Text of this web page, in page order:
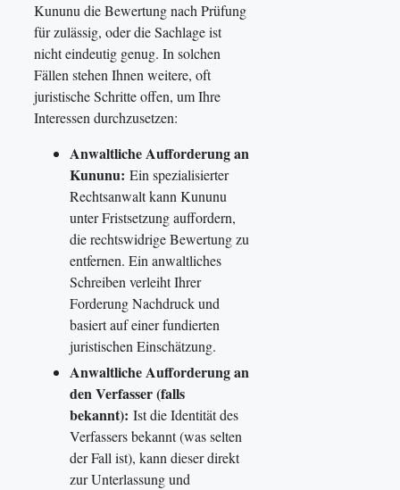
Kununu die Bewertung nach Prüfung
für zulässig, oder die Sachlage ist
nicht eindeutig genug. In solchen
Fällen stehen Ihnen weitere, oft
juristische Schritte offen, um Ihre
Interessen durchzusetzen:
Anwaltliche Aufforderung an
Kununu: Ein spezialisierter
Rechtsanwalt kann Kununu
unter Fristsetzung auffordern,
die rechtswidrige Bewertung zu
entfernen. Ein anwaltliches
Schreiben verleiht Ihrer
Forderung Nachdruck und
basiert auf einer fundierten
juristischen Einschätzung.
Anwaltliche Aufforderung an
den Verfasser (falls
bekannt): Ist die Identität des
Verfassers bekannt (was selten
der Fall ist), kann dieser direkt
zur Unterlassung und